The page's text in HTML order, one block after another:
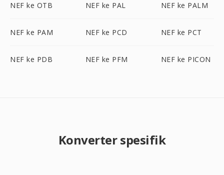
NEF ke OTB NEF ke PAL NEF ke PALM
NEF ke PAM NEF ke PCD NEF ke PCT
NEF ke PDB NEF ke PFM NEF ke PICON
Konverter spesifik